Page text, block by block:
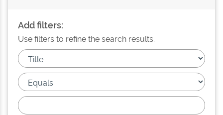
Add filters:
Use filters to refine the search results.